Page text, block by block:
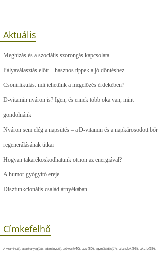
Aktuális
Meghízás és a szociális szorongás kapcsolata
Pályaválasztás előtt – hasznos tippek a jó döntéshez
Csontritkulás: mit tehetünk a megelőzés érdekében?
D-vitamin nyáron is? Igen, és ennek több oka van, mint
gondolnánk
Nyáron sem elég a napsütés – a D-vitamin és a napkárosodott bőr
regenerálásának titkai
Hogyan takarékoskodhatunk otthon az energiával?
A humor gyógyító ereje
Diszfunkcionális család árnyékában
Címkefelhő
A-vitamin(36), adalékanyag(28), adomány(26), advent(40), agy(80), agyműködés(27), ajándék(95), akció(39),